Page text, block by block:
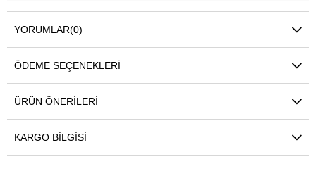
YORUMLAR(0)
ÖDEME SEÇENEKLERI
ÜRÜN ÖNERILERI
KARGO BILGISI